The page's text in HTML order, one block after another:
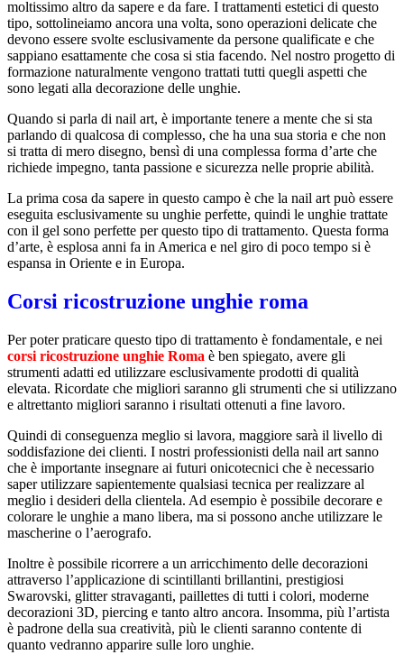
moltissimo altro da sapere e da fare. I trattamenti estetici di questo
tipo, sottolineiamo ancora una volta, sono operazioni delicate che
devono essere svolte esclusivamente da persone qualificate e che
sappiano esattamente che cosa si stia facendo. Nel nostro progetto di
formazione naturalmente vengono trattati tutti quegli aspetti che
sono legati alla decorazione delle unghie.
Quando si parla di nail art, è importante tenere a mente che si sta
parlando di qualcosa di complesso, che ha una sua storia e che non
si tratta di mero disegno, bensì di una complessa forma d’arte che
richiede impegno, tanta passione e sicurezza nelle proprie abilità.
La prima cosa da sapere in questo campo è che la nail art può essere
eseguita esclusivamente su unghie perfette, quindi le unghie trattate
con il gel sono perfette per questo tipo di trattamento. Questa forma
d’arte, è esplosa anni fa in America e nel giro di poco tempo si è
espansa in Oriente e in Europa.
Corsi ricostruzione unghie roma
Per poter praticare questo tipo di trattamento è fondamentale, e nei
corsi ricostruzione unghie Roma è ben spiegato, avere gli
strumenti adatti ed utilizzare esclusivamente prodotti di qualità
elevata. Ricordate che migliori saranno gli strumenti che si utilizzano
e altrettanto migliori saranno i risultati ottenuti a fine lavoro.
Quindi di conseguenza meglio si lavora, maggiore sarà il livello di
soddisfazione dei clienti. I nostri professionisti della nail art sanno
che è importante insegnare ai futuri onicotecnici che è necessario
saper utilizzare sapientemente qualsiasi tecnica per realizzare al
meglio i desideri della clientela. Ad esempio è possibile decorare e
colorare le unghie a mano libera, ma si possono anche utilizzare le
mascherine o l’aerografo.
Inoltre è possibile ricorrere a un arricchimento delle decorazioni
attraverso l’applicazione di scintillanti brillantini, prestigiosi
Swarovski, glitter stravaganti, paillettes di tutti i colori, moderne
decorazioni 3D, piercing e tanto altro ancora. Insomma, più l’artista
è padrone della sua creatività, più le clienti saranno contente di
quanto vedranno apparire sulle loro unghie.